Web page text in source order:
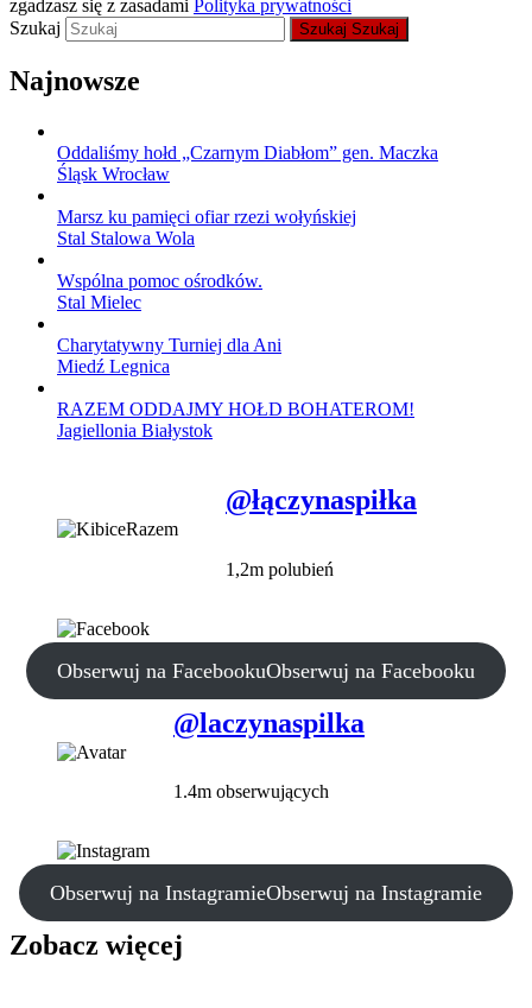
zgadzasz się z zasadami Polityka prywatności
Szukaj
Szukaj Szukaj
Najnowsze
Oddaliśmy hołd „Czarnym Diabłom” gen. Maczka
Śląsk Wrocław
Marsz ku pamięci ofiar rzezi wołyńskiej
Stal Stalowa Wola
Wspólna pomoc ośrodków.
Stal Mielec
Charytatywny Turniej dla Ani
Miedź Legnica
RAZEM ODDAJMY HOŁD BOHATEROM!
Jagiellonia Białystok
@łączynaspiłka
1,2m polubień
Obserwuj na FacebookuObserwuj na Facebooku
@laczynaspilka
1.4m obserwujących
Obserwuj na InstagramieObserwuj na Instagramie
Zobacz więcej